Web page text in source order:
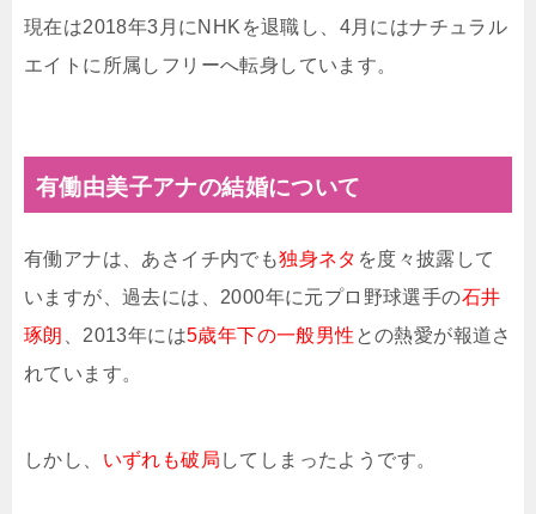
現在は2018年3月にNHKを退職し、4月にはナチュラル
エイトに所属しフリーへ転身しています。
有働由美子アナの結婚について
有働アナは、あさイチ内でも独身ネタ を度々披露して
いますが、過去には、2000年に元プロ野球選手の石井
琢朗
、2013年には5歳年下の一般男性 との熱愛が報道さ
れています。
しかし、 いずれも破局 してしまったようです。